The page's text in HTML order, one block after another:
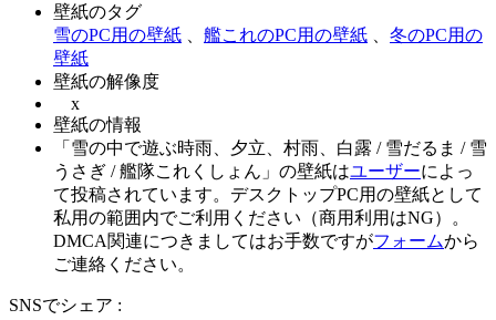
壁紙のタグ
雪のPC用の壁紙
艦これのPC用の壁紙
冬のPC用の
壁紙
壁紙の解像度
x
壁紙の情報
「雪の中で遊ぶ時雨、夕立、村雨、白露 / 雪だるま / 雪
うさぎ / 艦隊これくしょん」の壁紙はユーザーによっ
て投稿されています。デスクトップPC用の壁紙として
私用の範囲内でご利用ください（商用利用はNG）。
DMCA関連につきましてはお手数ですがフォームから
ご連絡ください。
SNSでシェア :